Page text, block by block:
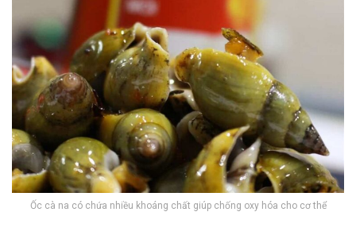
Ốc cà na có chứa nhiều khoáng chất giúp chống oxy hóa cho cơ thể